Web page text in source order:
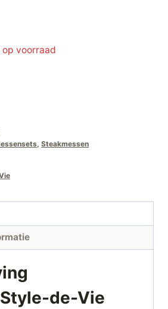
op voorraad
, Steakmessen
de-Vie